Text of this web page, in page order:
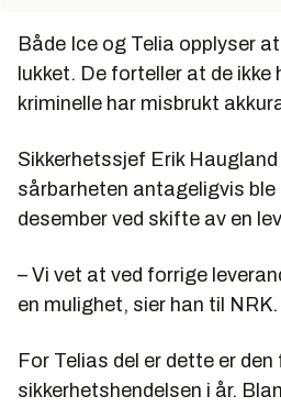
Både Ice og Telia opplyser
lukket. De forteller at de ikke
kriminelle har misbrukt
Sikkerhetssjef Erik
sårbarheten antageligvis ble
desember ved skifte av en
– Vi vet at ved forrige
en mulighet, sier han til NRK.
For Telias del er dette er
sikkerhetshendelsen i år.